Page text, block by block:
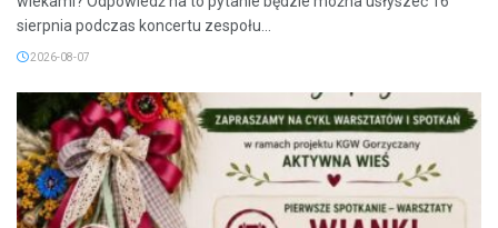
sierpnia podczas koncertu zespołu...
2026-08-07